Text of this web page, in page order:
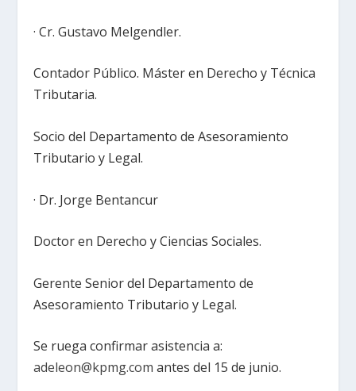
· Cr. Gustavo Melgendler.
Contador Público. Máster en Derecho y Técnica
Tributaria.
Socio del Departamento de Asesoramiento
Tributario y Legal.
· Dr. Jorge Bentancur
Doctor en Derecho y Ciencias Sociales.
Gerente Senior del Departamento de
Asesoramiento Tributario y Legal.
Se ruega confirmar asistencia a:
adeleon@kpmg.com antes del 15 de junio.